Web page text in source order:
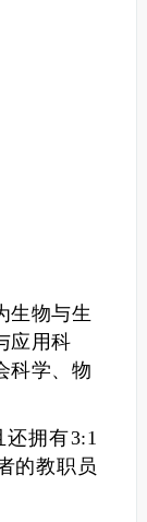
生物与生
应用科
科学、物
拥有3:1
的教职员